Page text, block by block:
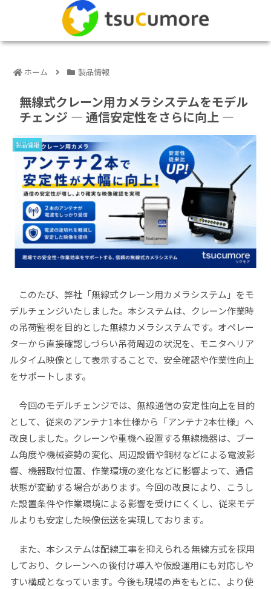
ホーム 製品情報
無線式クレーン用カメラシステムをモデル
チェンジ ― 通信安定性をさらに向上 ―
製品情報
このたび、弊社「無線式クレーン用カメラシステム」をモ
デルチェンジいたしました。本システムは、クレーン作業時
の吊荷監視を目的とした無線カメラシステムです。オペレー
ターから直接確認しづらい吊荷周辺の状況を、モニタへリア
ルタイム映像として表示することで、安全確認や作業性向上
をサポートします。
今回のモデルチェンジでは、無線通信の安定性向上を目的
として、従来のアンテナ1本仕様から「アンテナ2本仕様」へ
改良しました。クレーンや重機へ設置する無線機器は、ブー
ム角度や機械姿勢の変化、周辺設備や鋼材などによる電波影
響、機器取付位置、作業環境の変化などに影響よって、通信
状態が変動する場合があります。今回の改良により、こうし
た設置条件や作業環境による影響を受けにくくし、従来モデ
ルよりも安定した映像伝送を実現しております。
また、本システムは配線工事を抑えられる無線方式を採用
しており、クレーンへの後付け導入や仮設運用にも対応しや
すい構成となっています。今後も現場の声をもとに、より使